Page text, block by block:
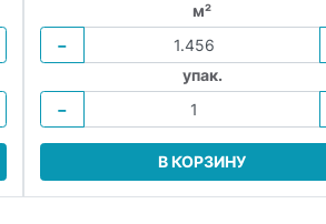
м²
−
упак.
−
В КОРЗИНУ